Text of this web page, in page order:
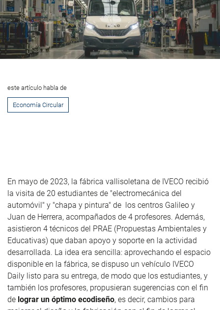
este artículo habla de
Economía Circular
En mayo de 2023, la fábrica vallisoletana de IVECO recibió
la visita de 20 estudiantes de "electromecánica del
automóvil" y "chapa y pintura" de los centros Galileo y
Juan de Herrera, acompañados de 4 profesores. Además,
asistieron 4 técnicos del PRAE (Propuestas Ambientales y
Educativas) que daban apoyo y soporte en la actividad
desarrollada. La idea era sencilla: aprovechando el espacio
disponible en la fábrica, se dispuso un vehículo IVECO
Daily listo para su entrega, de modo que los estudiantes, y
también los profesores, propusieran sugerencias con el fin
de lograr un óptimo ecodiseño, es decir, cambios para